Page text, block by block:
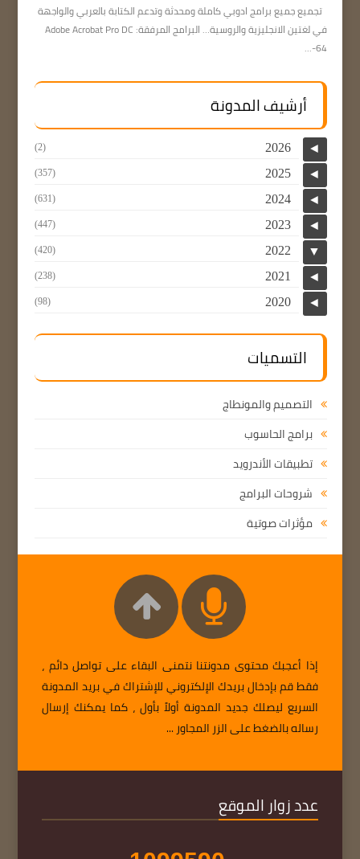
تجميع جميع برامج ادوبي كاملة ومحدثة وتدعم الكتابة بالعربي والواجهة
في لغتين الانجليزية والروسية… البرامج المرفقة: Adobe Acrobat Pro DC
64-...
أرشيف المدونة
◄
2026
(2)
◄
2025
(357)
◄
2024
(631)
◄
2023
(447)
▼
2022
(420)
◄
2021
(238)
◄
2020
(98)
التسميات
التصميم والمونطاج
برامج الحاسوب
تطبيقات الأندرويد
شروحات البرامج
مؤثرات صوتية
إذا أعجبك محتوى مدونتنا نتمنى البقاء على تواصل دائم ،
فقط قم بإدخال بريدك الإلكتروني للإشتراك في بريد المدونة
السريع ليصلك جديد المدونة أولاً بأول ، كما يمكنك إرسال
رساله بالضغط على الزر المجاور ...
عدد زوار الموقع